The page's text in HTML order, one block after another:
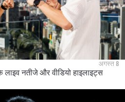
अगस्त 8
लाइव नतीजे और वीडियो हाइलाइट्स